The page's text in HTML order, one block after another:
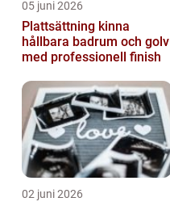
05 juni 2026
Plattsättning kinna
hållbara badrum och golv
med professionell finish
02 juni 2026